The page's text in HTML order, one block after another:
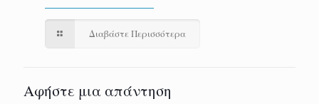
Διαβάστε Περισσότερα
Αφήστε μια απάντηση